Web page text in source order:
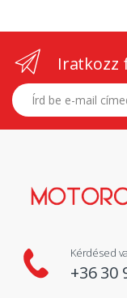
Iratkozz
E-mail címed
Kérdésed
+36 30